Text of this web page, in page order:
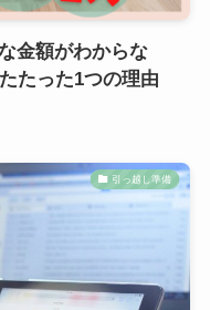
金額がわからな
たった1つの理由
引っ越し準備